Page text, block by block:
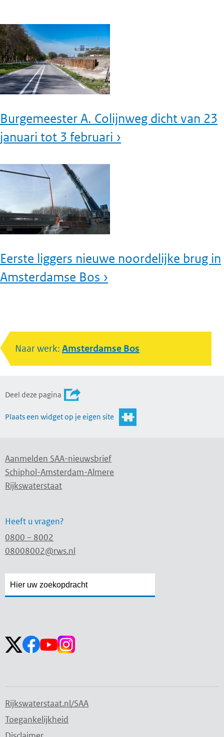
Burgemeester A. Colijnweg dicht van 23
januari tot 3 februari ›
Eerste liggers nieuwe noordelijke brug in
Amsterdamse Bos ›
Naar werk: Amsterdamse Bos
Deel deze pagina
Plaats een widget op je eigen site
Aanmelden SAA-nieuwsbrief
Schiphol-Amsterdam-Almere
Rijkswaterstaat
Heeft u vragen?
0800 – 8002
08008002@rws.nl
Rijkswaterstaat.nl/SAA
Toegankelijkheid